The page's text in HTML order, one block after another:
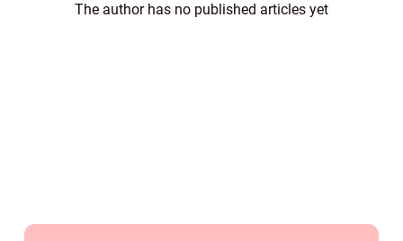
The author has no published articles yet